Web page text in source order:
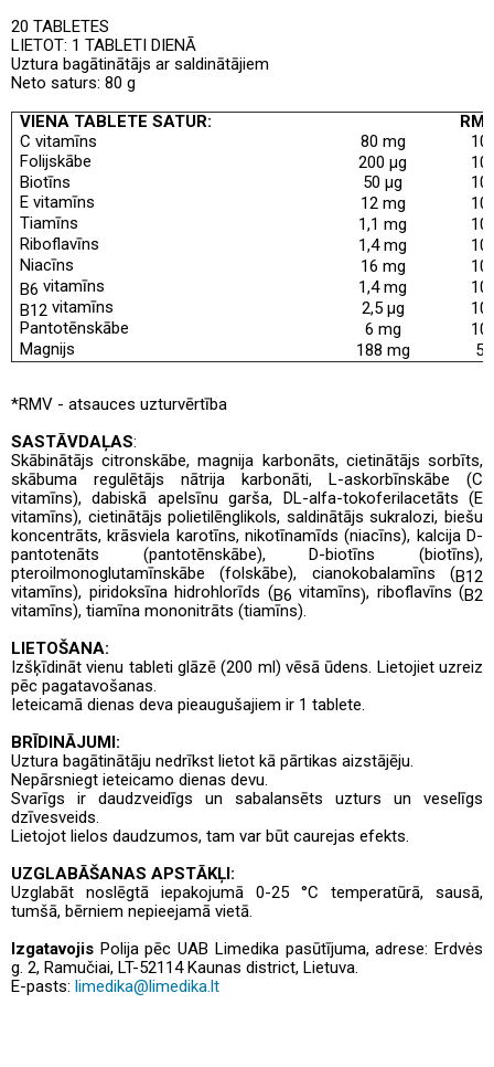
20 TABLETES
LIETOT: 1 TABLETI DIENĀ
Uztura bagātinātājs ar saldinātājiem
Neto saturs: 80 g
VIENA TABLETE SATUR:
C vitamīns
80 mg
Folijskābe
200 μg
Biotīns
50 μg
E vitamīns
12 mg
Tiamīns
1,1 mg
Riboflavīns
1,4 mg
Niacīns
16 mg
B6 vitamīns 1,4 mg
B12 vitamīns 2,5 μg
Pantotēnskābe
6 mg
Magnijs
188 mg
*RMV - atsauces uzturvērtība
SASTĀVDAĻAS:
Skābinātājs citronskābe, magnija karbonāts, cietinātājs sorbīts,
skābuma regulētājs nātrija karbonāti, L-askorbīnskābe (C
vitamīns), dabiskā apelsīnu garša, DL-alfa-tokoferilacetāts (E
vitamīns), cietinātājs polietilēnglikols, saldinātājs sukralozi, biešu
koncentrāts, krāsviela karotīns, nikotīnamīds (niacīns), kalcija D-
pantotenāts (pantotēnskābe), D-biotīns (biotīns),
pteroilmonoglutamīnskābe (folskābe), cianokobalamīns (B12
vitamīns), piridoksīna hidrohlorīds (B6 vitamīns), riboflavīns (B2
vitamīns), tiamīna mononitrāts (tiamīns).
LIETOŠANA:
Izšķīdināt vienu tableti glāzē (200 ml) vēsā ūdens. Lietojiet uzreiz
pēc pagatavošanas.
Ieteicamā dienas deva pieaugušajiem ir 1 tablete.
BRĪDINĀJUMI:
Uztura bagātinātāju nedrīkst lietot kā pārtikas aizstājēju.
Nepārsniegt ieteicamo dienas devu.
Svarīgs ir daudzveidīgs un sabalansēts uzturs un veselīgs
dzīvesveids.
Lietojot lielos daudzumos, tam var būt caurejas efekts.
UZGLABĀŠANAS APSTĀKĻI:
Uzglabāt noslēgtā iepakojumā 0-25 °C temperatūrā, sausā,
tumšā, bērniem nepieejamā vietā.
Izgatavojis Polija pēc UAB Limedika pasūtījuma, adrese: Erdvės
g. 2, Ramučiai, LT-52114 Kaunas district, Lietuva.
E-pasts: limedika@limedika.lt